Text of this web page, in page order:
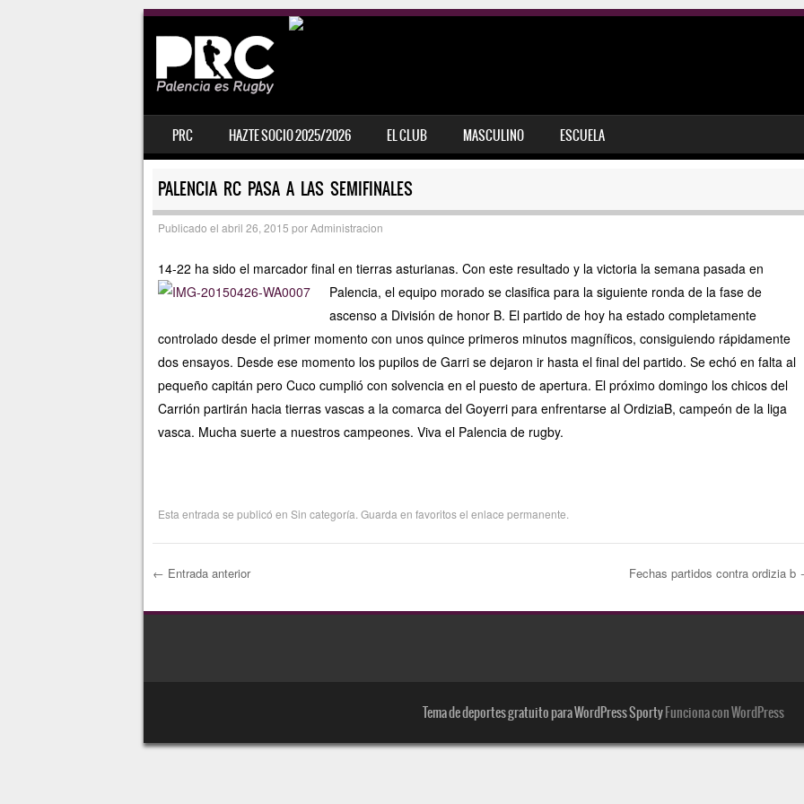
MENÚ
SALTAR AL CONTENIDO
PRC HAZTE SOCIO 2025/2026 EL CLUB MASCULINO ESCUELA
PALENCIA RC PASA A LAS SEMIFINALES
Publicado el abril 26, 2015 porAdministracion
14-22 ha sido el marcador final en tierras asturianas. Con este resultado y la victoria la semana pasada en
Palencia, el equipo morado se clasifica para la siguiente ronda de la fase de
ascenso a División de honor B. El partido de hoy ha estado completamente
controlado desde el primer momento con unos quince primeros minutos magníficos, consiguiendo rápidamente
dos ensayos. Desde ese momento los pupilos de Garri se dejaron ir hasta el final del partido. Se echó en falta al
pequeño capitán pero Cuco cumplió con solvencia en el puesto de apertura. El próximo domingo los chicos del
Carrión partirán hacia tierras vascas a la comarca del Goyerri para enfrentarse al OrdiziaB, campeón de la liga
vasca. Mucha suerte a nuestros campeones. Viva el Palencia de rugby.
Esta entrada se publicó en Sin categoría . Guarda en favoritos el enlace permanente
Navegación de entradas
← Entrada anterior Fechas partidos contra ordizia b
Tema de deportes gratuito para WordPress SportyFunciona con WordPress